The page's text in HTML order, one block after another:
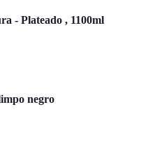
- Plateado , 1100ml
negro